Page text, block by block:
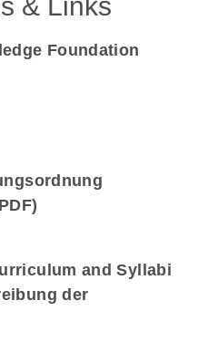
Foundation
and Syllabi
der